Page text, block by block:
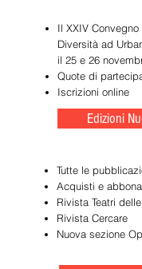
Il XXIV Convegno
Diversità ad
il 25 e 26
Quote di
Iscrizioni online
Edizioni
Tutte le
Acquisti e
Rivista Teatri
Rivista Cercare
Nuova sezione